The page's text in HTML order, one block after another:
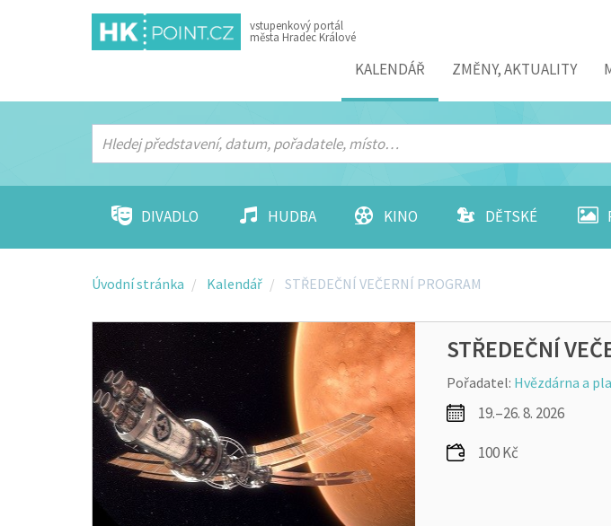
vstupenkový portál
města Hradec Králové
Menu
KALENDÁŘ ZMĚNY, AKTUALITY
DIVADLO HUDBA KINO DĚTSKÉ
Úvodní stránka Kalendář STŘEDEČNÍ VEČERNÍ PROGRAM
STŘEDEČNÍ
Pořadatel: Hvězdárna a
19.–26. 8. 2026
100 Kč